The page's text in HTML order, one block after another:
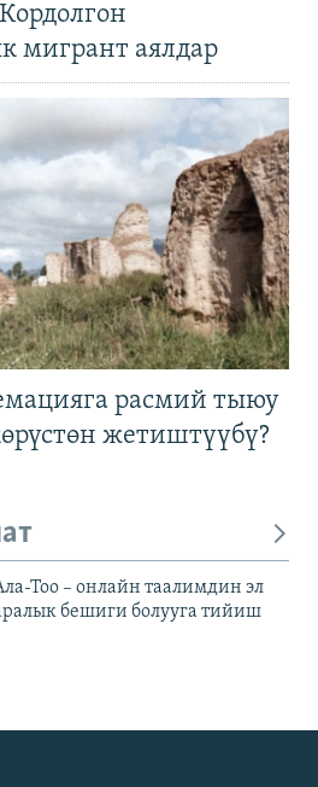
мигрант аялдар
расмий тыюу
жетиштүүбү?
Тоо – онлайн таалимдин эл
бешиги болууга тийиш